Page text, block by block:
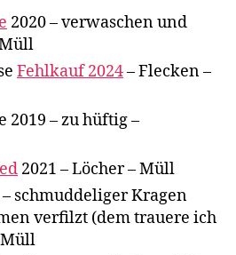
2020 – verwaschen und
Fehlkauf 2024– Flecken –
2019 – zu hüftig –
2021 – Löcher – Müll
– schmuddeliger Kragen
verfilzt (dem trauere ich